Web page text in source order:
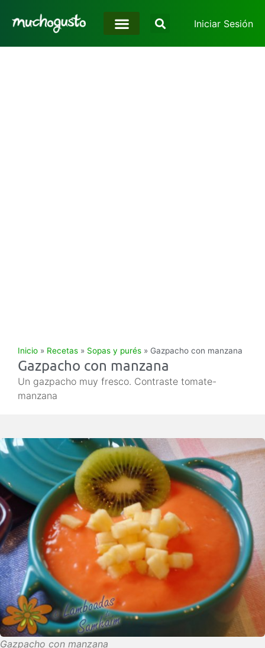
Iniciar Sesión
Inicio » Recetas » Sopas y purés » Gazpacho con manzana
Gazpacho con manzana
Un gazpacho muy fresco. Contraste tomate-
manzana
Gazpacho con manzana